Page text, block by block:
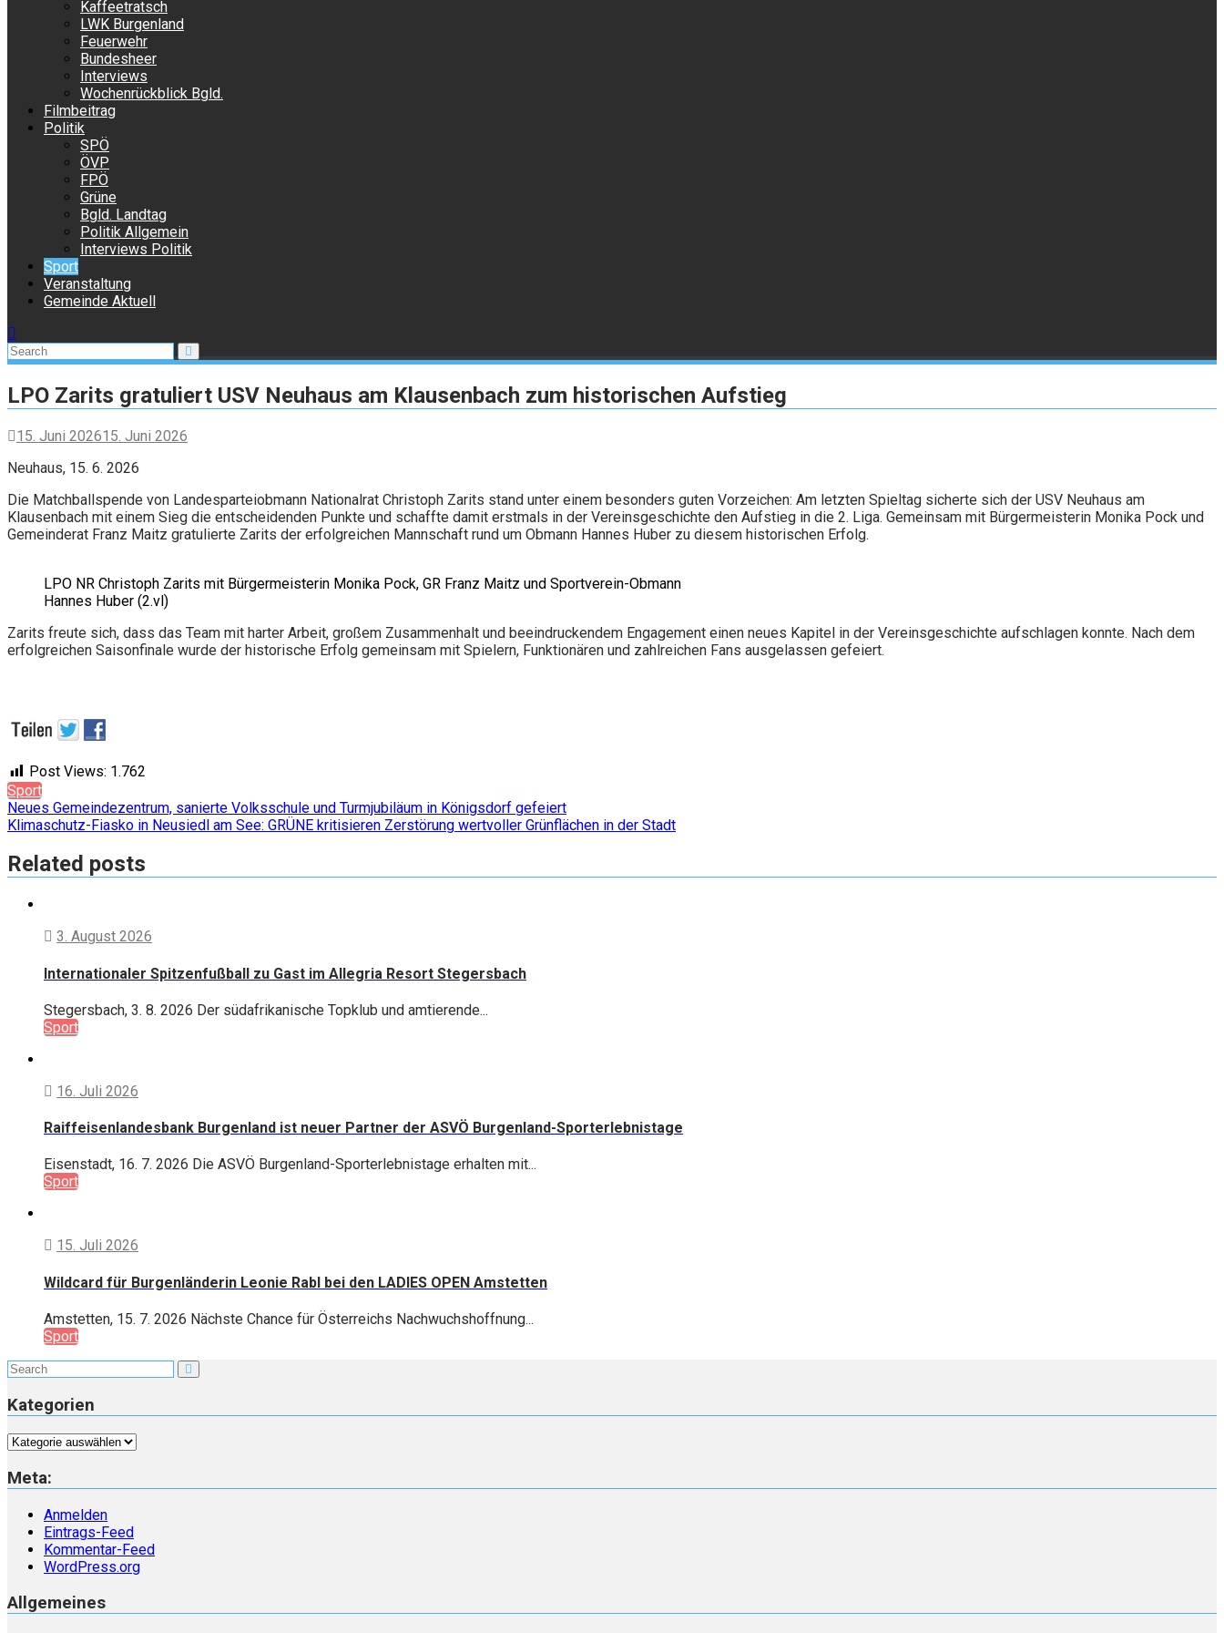
Kaffeetratsch
LWK Burgenland
Feuerwehr
Bundesheer
Interviews
Wochenrückblick Bgld.
Filmbeitrag
Politik
SPÖ
ÖVP
FPÖ
Grüne
Bgld. Landtag
Politik Allgemein
Interviews Politik
Sport
Veranstaltung
Gemeinde Aktuell
LPO Zarits gratuliert USV Neuhaus am Klausenbach zum historischen Aufstieg
15. Juni 202615. Juni 2026
Neuhaus, 15. 6. 2026
Die Matchballspende von Landesparteiobmann Nationalrat Christoph Zarits stand unter einem besonders guten Vorzeichen: Am letzten Spieltag sicherte sich der USV Neuhaus am
Klausenbach mit einem Sieg die entscheidenden Punkte und schaffte damit erstmals in der Vereinsgeschichte den Aufstieg in die 2. Liga. Gemeinsam mit Bürgermeisterin Monika Pock und
Gemeinderat Franz Maitz gratulierte Zarits der erfolgreichen Mannschaft rund um Obmann Hannes Huber zu diesem historischen Erfolg.
LPO NR Christoph Zarits mit Bürgermeisterin Monika Pock, GR Franz Maitz und Sportverein-Obmann
Hannes Huber (2.vl)
Zarits freute sich, dass das Team mit harter Arbeit, großem Zusammenhalt und beeindruckendem Engagement einen neues Kapitel in der Vereinsgeschichte aufschlagen konnte. Nach dem
erfolgreichen Saisonfinale wurde der historische Erfolg gemeinsam mit Spielern, Funktionären und zahlreichen Fans ausgelassen gefeiert.
Post Views: 1.762
Sport
Beitragsnavigation
Neues Gemeindezentrum, sanierte Volksschule und Turmjubiläum in Königsdorf gefeiert
Klimaschutz-Fiasko in Neusiedl am See: GRÜNE kritisieren Zerstörung wertvoller Grünflächen in der Stadt
Related posts
3. August 2026
Internationaler Spitzenfußball zu Gast im Allegria Resort Stegersbach
Stegersbach, 3. 8. 2026 Der südafrikanische Topklub und amtierende...
Sport
16. Juli 2026
Raiffeisenlandesbank Burgenland ist neuer Partner der ASVÖ Burgenland-Sporterlebnistage
Eisenstadt, 16. 7. 2026 Die ASVÖ Burgenland-Sporterlebnistage erhalten mit...
Sport
15. Juli 2026
Wildcard für Burgenländerin Leonie Rabl bei den LADIES OPEN Amstetten
Amstetten, 15. 7. 2026 Nächste Chance für Österreichs Nachwuchshoffnung...
Sport
Kategorien
Kategorien
Meta:
Anmelden
Eintrags-Feed
Kommentar-Feed
WordPress.org
Allgemeines